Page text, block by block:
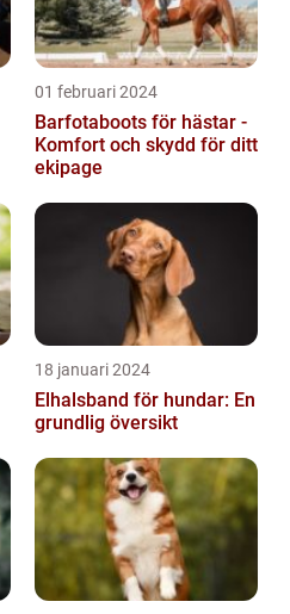
01 februari 2024
Barfotaboots för hästar -
Komfort och skydd för ditt
ekipage
18 januari 2024
Elhalsband för hundar: En
grundlig översikt